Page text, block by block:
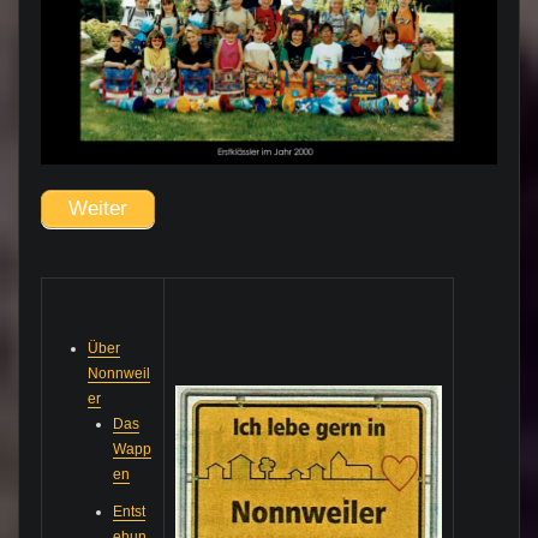
Weiter
Über
Nonnweil
er
Das
Wapp
en
Entst